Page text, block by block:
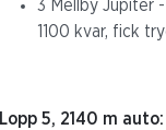
3 Mellby Jupiter
1100 kvar, fick
Lopp 5, 2140 m auto: